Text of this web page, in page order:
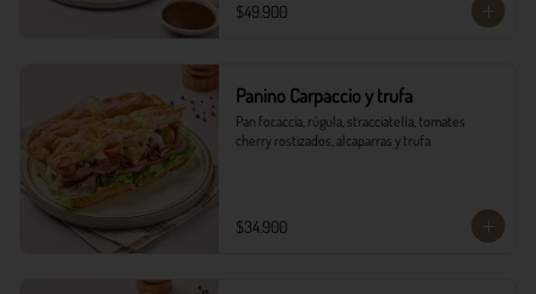
$49.900
Panino Carpaccio y trufa
Pan focaccia, rúgula, stracciatella, tomates
cherry rostizados, alcaparras y trufa
$34.900